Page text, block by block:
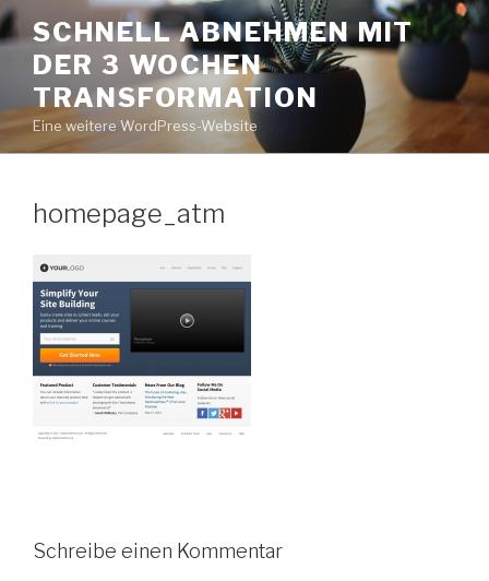
Zum
Inhalt
springen
SCHNELL ABNEHMEN MIT
DER 3 WOCHEN
TRANSFORMATION
Eine weitere WordPress-Website
homepage_atm
Schreibe einen Kommentar